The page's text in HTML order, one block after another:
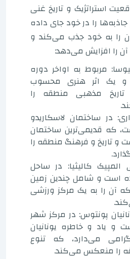
استراتژیک و تاریخ غنی
را در خود جای داده
را به خود جذب می‌کند و
را افزایش می‌دهد:
مربوط به اواخر دوره
و یک اثر هنری محسوب
مذهبی منطقه را
در ساختمان لاسکاریدو
که قدیمی‌ترین ساختمان
و تاریخ و فرهنگ منطقه را
کالیثیا: در ساحل
است و شامل چندین زمین
آن را به یک مرکز ورزشی
پونتوس: در مرکز شهر
و یاد و خاطره یونانیان
می‌دارد، که تنوع
را منعکس می‌کند.